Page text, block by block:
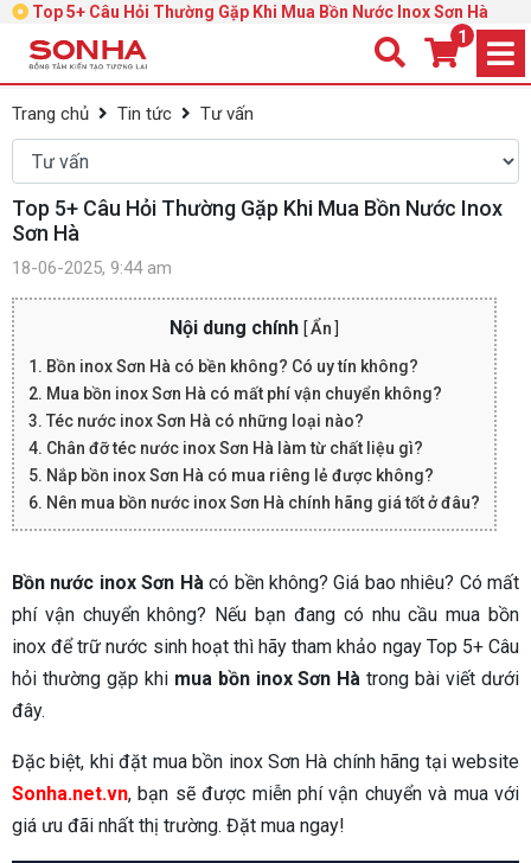
Top 5+ Câu Hỏi Thường Gặp Khi Mua Bồn Nước Inox Sơn Hà
1
Trang chủ Tin tức Tư vấn
Top 5+ Câu Hỏi Thường Gặp Khi Mua Bồn Nước Inox
Sơn Hà
18-06-2025, 9:44 am
Nội dung chính [Ẩn
1. Bồn inox Sơn Hà có bền không? Có uy tín không?
2. Mua bồn inox Sơn Hà có mất phí vận chuyển không?
3. Téc nước inox Sơn Hà có những loại nào?
4. Chân đỡ téc nước inox Sơn Hà làm từ chất liệu gì?
5. Nắp bồn inox Sơn Hà có mua riêng lẻ được không?
6. Nên mua bồn nước inox Sơn Hà chính hãng giá tốt ở đâu?
Bồn nước inox Sơn Hàcó bền không? Giá bao nhiêu? Có mất
phí vận chuyển không? Nếu bạn đang có nhu cầu mua bồn
inox để trữ nước sinh hoạt thì hãy tham khảo ngay Top 5+ Câu
hỏi thường gặp khimua bồn inox Sơn Hà trong bài viết dưới
đây.
Đặc biệt, khi đặt mua bồn inox Sơn Hà chính hãng tại website
Sonha.net.vn, bạn sẽ được miễn phí vận chuyển và mua với
giá ưu đãi nhất thị trường. Đặt mua ngay!